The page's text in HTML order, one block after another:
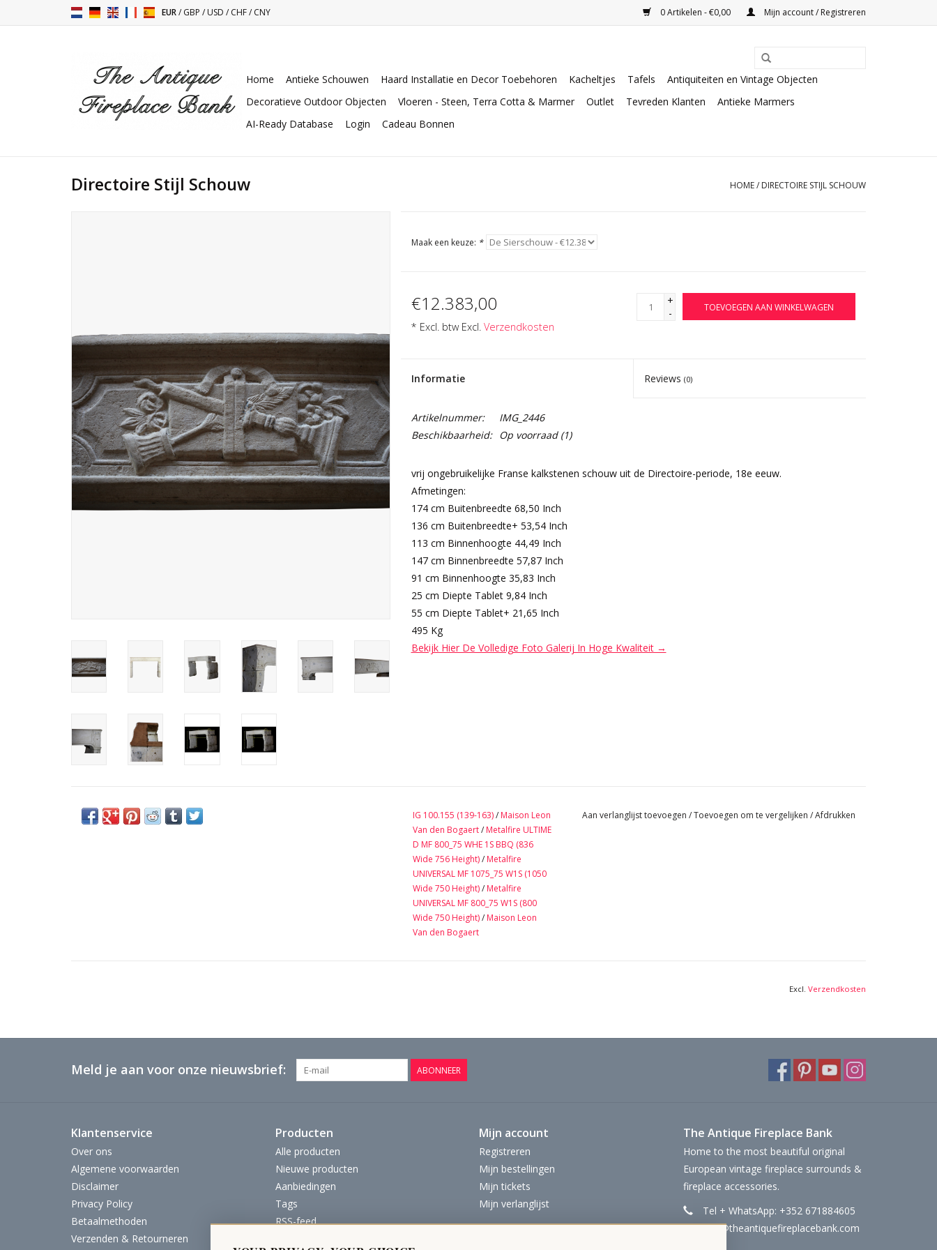
EUR/GBP /USD /CHF/CNY 0 Artikelen - €0,00 Mijn account / Registreren
Home Antieke Schouwen Haard Installatie en Decor Toebehoren Kacheltjes Tafels
Antiquiteiten en Vintage Objecten
Decoratieve Outdoor Objecten
Vloeren - Steen, Terra Cotta & Marmer Outlet Tevreden Klanten
Antieke Marmers
AI-Ready Database
Login Cadeau Bonnen
Directoire Stijl Schouw HOME/ DIRECTOIRE STIJL SCHOUW
Maak een keuze: *
€12.383,00
* Excl. btw Excl. Verzendkosten
+
-
TOEVOEGEN AAN WINKELWAGEN
Informatie Reviews(0)
Artikelnummer:
IMG_2446
Beschikbaarheid:
Op voorraad(1)
vrij ongebruikelijke Franse kalkstenen schouw uit de Directoire-periode, 18e eeuw.
Afmetingen:
174 cm Buitenbreedte 68,50 Inch
136 cm Buitenbreedte+ 53,54 Inch
113 cm Binnenhoogte 44,49 Inch
147 cm Binnenbreedte 57,87 Inch
91 cm Binnenhoogte 35,83 Inch
25 cm Diepte Tablet 9,84 Inch
55 cm Diepte Tablet+ 21,65 Inch
495 Kg
Bekijk Hier De Volledige Foto Galerij In Hoge Kwaliteit →
IG 100.155 (139-163)/ Maison Leon
Van den Bogaert/ Metalfire ULTIME
D MF 800_75 WHE 1S BBQ (836
Wide 756 Height)/ Metalfire
UNIVERSAL MF 1075_75 W1S (1050
Wide 750 Height)/ Metalfire
UNIVERSAL MF 800_75 W1S (800
Wide 750 Height)/ Maison Leon
Van den Bogaert
Aan verlanglijst toevoegen /Toevoegen om te vergelijken /Afdrukken
Excl. Verzendkosten
Meld je aan voor onze nieuwsbrief: ABONNEER
Klantenservice
Over ons
Algemene voorwaarden
Disclaimer
Privacy Policy
Betaalmethoden
Verzenden & Retourneren
Producten
Alle producten
Nieuwe producten
Aanbiedingen
Tags
RSS-feed
Mijn account
Registreren
Mijn bestellingen
Mijn tickets
Mijn verlanglijst
The Antique Fireplace Bank
Home to the most beautiful original
European vintage fireplace surrounds &
fireplace accessories.
Tel + WhatsApp: +352 671884605
info@theantiquefireplacebank.com